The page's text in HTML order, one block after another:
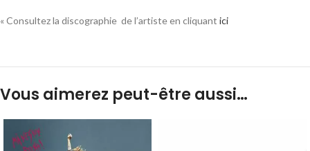
« Consultez la discographie de l’artiste en cliquant ici
Vous aimerez peut-être aussi…